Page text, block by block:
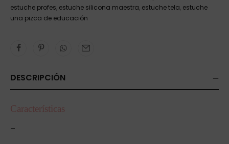
estuche profes, estuche silicona maestra, estuche tela, estuche
una pizca de educación
DESCRIPCIÓN
Características
–